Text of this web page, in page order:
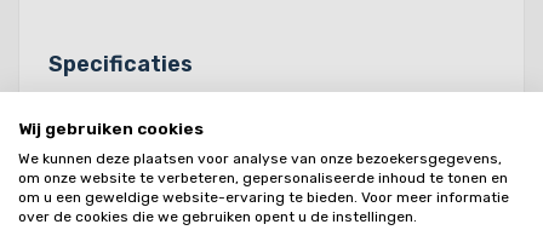
Specificaties
Merk
Kleur Mat zwart
Hendel Tweehendel keukenmengkraan.
Wij gebruiken cookies
We kunnen deze plaatsen voor analyse van onze bezoekersgegevens,
om onze website te verbeteren, gepersonaliseerde inhoud te tonen en
om u een geweldige website-ervaring te bieden. Voor meer informatie
over de cookies die we gebruiken opent u de instellingen.